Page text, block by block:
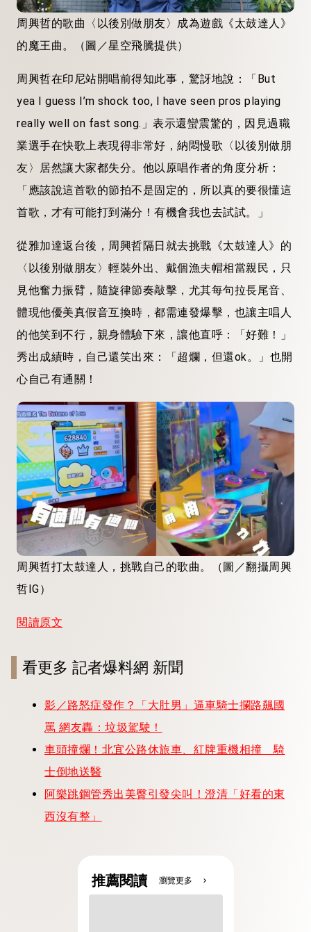
周興哲的歌曲〈以後別做朋友〉成為遊戲《太鼓達人》
的魔王曲。（圖／星空飛騰提供）
周興哲在印尼站開唱前得知此事，驚訝地說：「But
yea I guess I’m shock too, I have seen pros playing
really well on fast song.」表示還蠻震驚的，因見過職
業選手在快歌上表現得非常好，納悶慢歌〈以後別做朋
友〉居然讓大家都失分。他以原唱作者的角度分析：
「應該說這首歌的節拍不是固定的，所以真的要很懂這
首歌，才有可能打到滿分！有機會我也去試試。」
從雅加達返台後，周興哲隔日就去挑戰《太鼓達人》的
〈以後別做朋友〉輕裝外出、戴個漁夫帽相當親民，只
見他奮力振臂，隨旋律節奏敲擊，尤其每句拉長尾音、
體現他優美真假音互換時，都需連發爆擊，也讓主唱人
的他笑到不行，親身體驗下來，讓他直呼：「好難！」
秀出成績時，自己還笑出來：「超爛，但還ok。」也開
心自己有通關！
周興哲打太鼓達人，挑戰自己的歌曲。（圖／翻攝周興
哲IG）
閱讀原文
看更多 記者爆料網 新聞
影／路怒症發作？「大肚男」逼車騎士攔路飆國
罵 網友轟：垃圾駕駛！
車頭撞爛！北宜公路休旅車、紅牌重機相撞 騎
士倒地送醫
阿樂跳鋼管秀出美臀引發尖叫！澄清「好看的東
西沒有整」
推薦閱讀 瀏覽更多 chevron_right